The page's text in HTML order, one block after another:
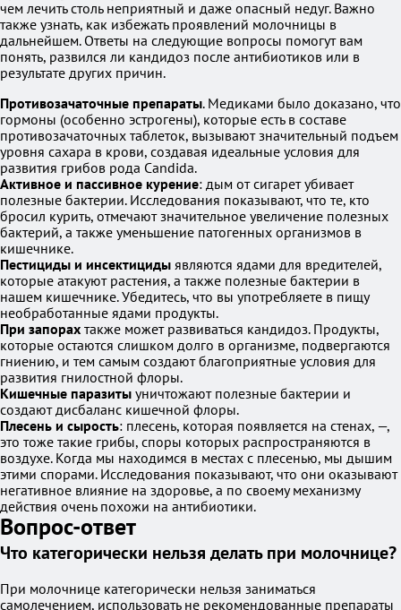
чем лечить столь неприятный и даже опасный недуг. Важно
также узнать, как избежать проявлений молочницы в
дальнейшем. Ответы на следующие вопросы помогут вам
понять, развился ли кандидоз после антибиотиков или в
результате других причин.
Противозачаточные препараты. Медиками было доказано, что
гормоны (особенно эстрогены), которые есть в составе
противозачаточных таблеток, вызывают значительный подъем
уровня сахара в крови, создавая идеальные условия для
развития грибов рода Candida.
Активное и пассивное курение: дым от сигарет убивает
полезные бактерии. Исследования показывают, что те, кто
бросил курить, отмечают значительное увеличение полезных
бактерий, а также уменьшение патогенных организмов в
кишечнике.
Пестициды и инсектициды являются ядами для вредителей,
которые атакуют растения, а также полезные бактерии в
нашем кишечнике. Убедитесь, что вы употребляете в пищу
необработанные ядами продукты.
При запорах также может развиваться кандидоз. Продукты,
которые остаются слишком долго в организме, подвергаются
гниению, и тем самым создают благоприятные условия для
развития гнилостной флоры.
Кишечные паразиты уничтожают полезные бактерии и
создают дисбаланс кишечной флоры.
Плесень и сырость: плесень, которая появляется на стенах, —,
это тоже такие грибы, споры которых распространяются в
воздухе. Когда мы находимся в местах с плесенью, мы дышим
этими спорами. Исследования показывают, что они оказывают
негативное влияние на здоровье, а по своему механизму
действия очень похожи на антибиотики.
Вопрос-ответ
Что категорически нельзя делать при молочнице?
При молочнице категорически нельзя заниматься
самолечением, использовать не рекомендованные препараты